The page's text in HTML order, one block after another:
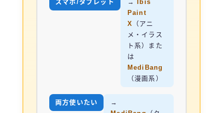
スマホ/タブレット →Ibis
Paint
X
（アニ
メ・イラス
ト系）また
は
MediBang
（漫画系）
両方使いたい
→